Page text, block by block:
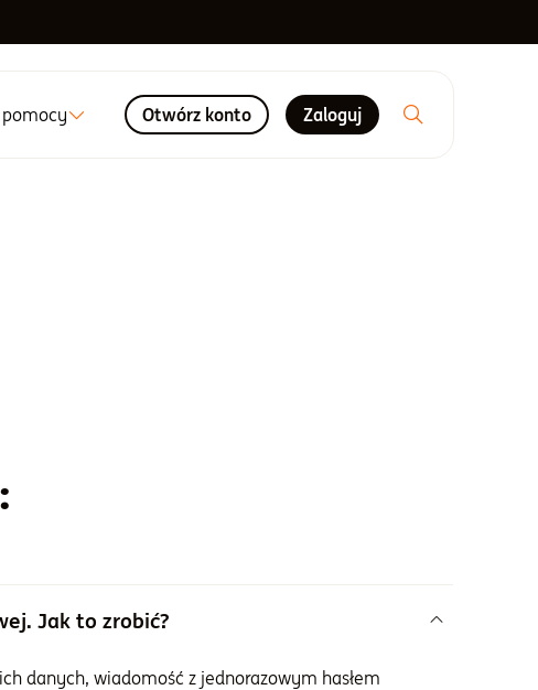
Otwórz konto Zaloguj
Jak to zrobić?
danych, wiadomość z jednorazowym hasłem